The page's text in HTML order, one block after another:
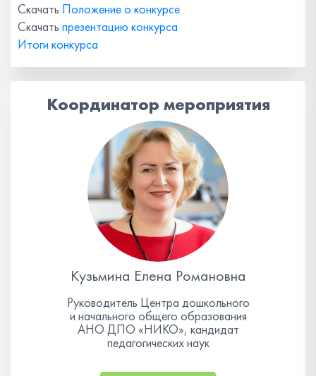
Скачать Положение о конкурсе
Скачать презентацию конкурса
Итоги конкурса
Координатор мероприятия
Кузьмина Елена Романовна
Руководитель Центра дошкольного
и начального общего образования
АНО ДПО «НИКО», кандидат
педагогических наук